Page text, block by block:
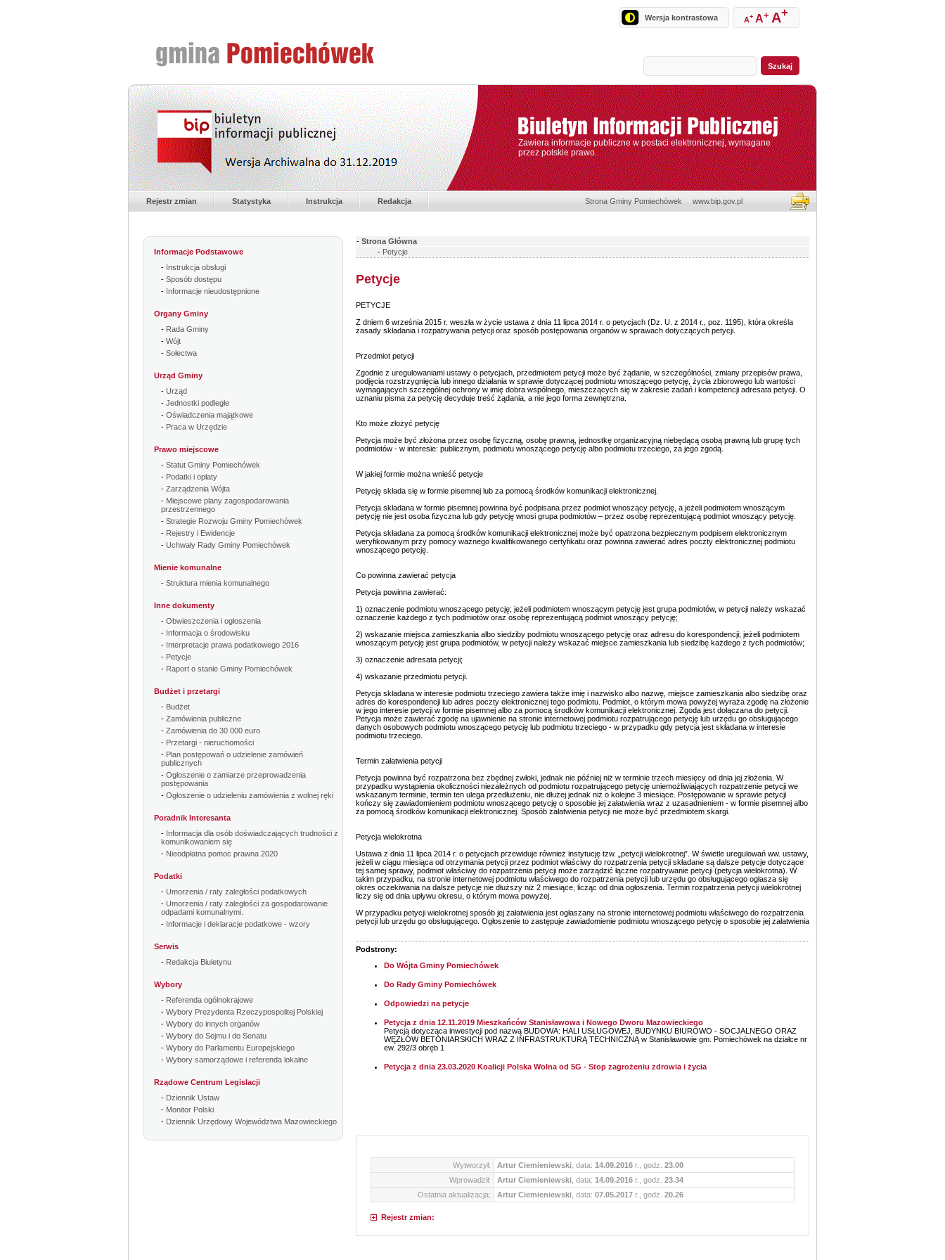
A+ A+ A+
Wersja kontrastowa
Zawiera informacje publiczne w postaci elektronicznej, wymagane
przez polskie prawo.
Rejestr zmian Statystyka Instrukcja Redakcja Strona Gminy Pomiechówek www.bip.gov.pl
Informacje Podstawowe
- Instrukcja obsługi
- Sposób dostępu
- Informacje nieudostępnione
Organy Gminy
- Rada Gminy
- Wójt
- Sołectwa
Urząd Gminy
- Urząd
- Jednostki podległe
- Oświadczenia majątkowe
- Praca w Urzędzie
Prawo miejscowe
- Statut Gminy Pomiechówek
- Podatki i opłaty
- Zarządzenia Wójta
- Miejscowe plany zagospodarowania
przestrzennego
- Strategie Rozwoju Gminy Pomiechówek
- Rejestry i Ewidencje
- Uchwały Rady Gminy Pomiechówek
Mienie komunalne
- Struktura mienia komunalnego
Inne dokumenty
- Obwieszczenia i ogłoszenia
- Informacja o środowisku
- Interpretacje prawa podatkowego 2016
- Petycje
- Raport o stanie Gminy Pomiechówek
Budżet i przetargi
- Budżet
- Zamówienia publiczne
- Zamówienia do 30 000 euro
- Przetargi - nieruchomości
- Plan postępowań o udzielenie zamówień
publicznych
- Ogłoszenie o zamiarze przeprowadzenia
postępowania
- Ogłoszenie o udzieleniu zamówienia z wolnej ręki
Poradnik Interesanta
- Informacja dla osób doświadczających trudności z
komunikowaniem się
- Nieodpłatna pomoc prawna 2020
Podatki
- Umorzenia / raty zaległości podatkowych
- Umorzenia / raty zaległości za gospodarowanie
odpadami komunalnymi.
- Informacje i deklaracje podatkowe - wzory
Serwis
- Redakcja Biuletynu
Wybory
- Referenda ogólnokrajowe
- Wybory Prezydenta Rzeczypospolitej Polskiej
- Wybory do innych organów
- Wybory do Sejmu i do Senatu
- Wybory do Parlamentu Europejskiego
- Wybory samorządowe i referenda lokalne
Rządowe Centrum Legislacji
- Dziennik Ustaw
- Monitor Polski
- Dziennik Urzędowy Województwa Mazowieckiego
- Strona Główna
- Petycje
Petycje
PETYCJE
Z dniem 6 września 2015 r. weszła w życie ustawa z dnia 11 lipca 2014 r. o petycjach (Dz. U. z 2014 r., poz. 1195), która określa
zasady składania i rozpatrywania petycji oraz sposób postępowania organów w sprawach dotyczących petycji.
Przedmiot petycji
Zgodnie z uregulowaniami ustawy o petycjach, przedmiotem petycji może być żądanie, w szczególności, zmiany przepisów prawa,
podjęcia rozstrzygnięcia lub innego działania w sprawie dotyczącej podmiotu wnoszącego petycję, życia zbiorowego lub wartości
wymagających szczególnej ochrony w imię dobra wspólnego, mieszczących się w zakresie zadań i kompetencji adresata petycji. O
uznaniu pisma za petycję decyduje treść żądania, a nie jego forma zewnętrzna.
Kto może złożyć petycję
Petycja może być złożona przez osobę fizyczną, osobę prawną, jednostkę organizacyjną niebędącą osobą prawną lub grupę tych
podmiotów - w interesie: publicznym, podmiotu wnoszącego petycję albo podmiotu trzeciego, za jego zgodą.
W jakiej formie można wnieść petycje
Petycję składa się w formie pisemnej lub za pomocą środków komunikacji elektronicznej.
Petycja składana w formie pisemnej powinna być podpisana przez podmiot wnoszący petycję, a jeżeli podmiotem wnoszącym
petycję nie jest osoba fizyczna lub gdy petycję wnosi grupa podmiotów – przez osobę reprezentującą podmiot wnoszący petycję.
Petycja składana za pomocą środków komunikacji elektronicznej może być opatrzona bezpiecznym podpisem elektronicznym
weryfikowanym przy pomocy ważnego kwalifikowanego certyfikatu oraz powinna zawierać adres poczty elektronicznej podmiotu
wnoszącego petycję.
Co powinna zawierać petycja
Petycja powinna zawierać:
1) oznaczenie podmiotu wnoszącego petycję; jeżeli podmiotem wnoszącym petycję jest grupa podmiotów, w petycji należy wskazać
oznaczenie każdego z tych podmiotów oraz osobę reprezentującą podmiot wnoszący petycję;
2) wskazanie miejsca zamieszkania albo siedziby podmiotu wnoszącego petycję oraz adresu do korespondencji; jeżeli podmiotem
wnoszącym petycję jest grupa podmiotów, w petycji należy wskazać miejsce zamieszkania lub siedzibę każdego z tych podmiotów;
3) oznaczenie adresata petycji;
4) wskazanie przedmiotu petycji.
Petycja składana w interesie podmiotu trzeciego zawiera także imię i nazwisko albo nazwę, miejsce zamieszkania albo siedzibę oraz
adres do korespondencji lub adres poczty elektronicznej tego podmiotu. Podmiot, o którym mowa powyżej wyraża zgodę na złożenie
w jego interesie petycji w formie pisemnej albo za pomocą środków komunikacji elektronicznej. Zgoda jest dołączana do petycji.
Petycja może zawierać zgodę na ujawnienie na stronie internetowej podmiotu rozpatrującego petycję lub urzędu go obsługującego
danych osobowych podmiotu wnoszącego petycję lub podmiotu trzeciego - w przypadku gdy petycja jest składana w interesie
podmiotu trzeciego.
Termin załatwienia petycji
Petycja powinna być rozpatrzona bez zbędnej zwłoki, jednak nie później niż w terminie trzech miesięcy od dnia jej złożenia. W
przypadku wystąpienia okoliczności niezależnych od podmiotu rozpatrującego petycję uniemożliwiających rozpatrzenie petycji we
wskazanym terminie, termin ten ulega przedłużeniu, nie dłużej jednak niż o kolejne 3 miesiące. Postępowanie w sprawie petycji
kończy się zawiadomieniem podmiotu wnoszącego petycję o sposobie jej załatwienia wraz z uzasadnieniem - w formie pisemnej albo
za pomocą środków komunikacji elektronicznej. Sposób załatwienia petycji nie może być przedmiotem skargi.
Petycja wielokrotna
Ustawa z dnia 11 lipca 2014 r. o petycjach przewiduje również instytucję tzw. „petycji wielokrotnej”. W świetle uregulowań ww. ustawy,
jeżeli w ciągu miesiąca od otrzymania petycji przez podmiot właściwy do rozpatrzenia petycji składane są dalsze petycje dotyczące
tej samej sprawy, podmiot właściwy do rozpatrzenia petycji może zarządzić łączne rozpatrywanie petycji (petycja wielokrotna). W
takim przypadku, na stronie internetowej podmiotu właściwego do rozpatrzenia petycji lub urzędu go obsługującego ogłasza się
okres oczekiwania na dalsze petycje nie dłuższy niż 2 miesiące, licząc od dnia ogłoszenia. Termin rozpatrzenia petycji wielokrotnej
liczy się od dnia upływu okresu, o którym mowa powyżej.
W przypadku petycji wielokrotnej sposób jej załatwienia jest ogłaszany na stronie internetowej podmiotu właściwego do rozpatrzenia
petycji lub urzędu go obsługującego. Ogłoszenie to zastępuje zawiadomienie podmiotu wnoszącego petycję o sposobie jej załatwienia
Podstrony:
Do Wójta Gminy Pomiechówek
Do Rady Gminy Pomiechówek
Odpowiedzi na petycje
Petycja z dnia 12.11.2019 Mieszkańców Stanisławowa i Nowego Dworu Mazowieckiego
Petycja dotycząca inwestycji pod nazwą BUDOWA: HALI USŁUGOWEJ, BUDYNKU BIUROWO - SOCJALNEGO ORAZ
WĘZŁÓW BETONIARSKICH WRAZ Z INFRASTRUKTURĄ TECHNICZNĄ w Stanisławowie gm. Pomiechówek na działce nr
ew. 292/3 obręb 1
Petycja z dnia 23.03.2020 Koalicji Polska Wolna od 5G - Stop zagrożeniu zdrowia i życia
Wytworzył: Artur Ciemieniewski , data: 14.09.2016 r., godz. 23.00
Wprowadził:
Artur Ciemieniewski , data: 14.09.2016 r., godz. 23.34
Ostatnia aktualizacja:
Artur Ciemieniewski , data: 07.05.2017 r., godz. 20.26
Rejestr zmian: